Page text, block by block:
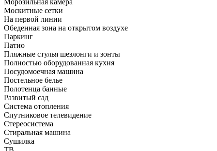
Москитные сетки
На первой линии
Обеденная зона на открытом воздухе
Паркинг
Патио
Пляжные стулья шезлонги и зонты
Полностью оборудованная кухня
Посудомоечная машина
Постельное белье
Полотенца банные
Развитый сад
Система отопления
Спутниковое телевидение
Стереосистема
Стиральная машина
Сушилка